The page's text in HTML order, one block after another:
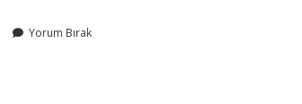
Yorum Bırak